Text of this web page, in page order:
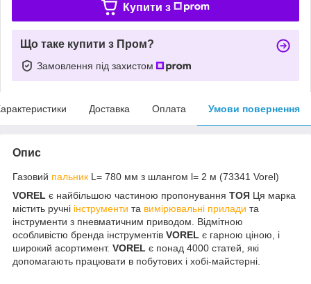
Купити з
Що таке купити з Пром?
Замовлення під захистом
Доставка Оплата Умови повернення
Опис
Газовий пальник L= 780 мм з шлангом l= 2 м (73341 Vorel)
VOREL є найбільшою частиною пропонування ТОЯ Ця марка
містить ручні інструменти та вимірювальні прилади та
інструменти з пневматичним приводом. Відмітною
особливістю бренда інструментів VOREL є гарною ціною, і
широкий асортимент. VOREL є понад 4000 статей, які
допомагають працювати в побутових і хобі-майстерні.